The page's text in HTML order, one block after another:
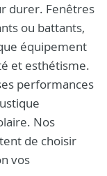
durer. Fenêtres
ou battants,
équipement
et esthétisme.
performances
Nos
de choisir
vos